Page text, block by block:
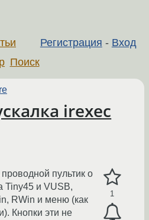
Регистрация - Вход
Поиск
irexec
1
пультик о
Tiny45 и VUSB,
RWin и меню (как
Кнопки эти не